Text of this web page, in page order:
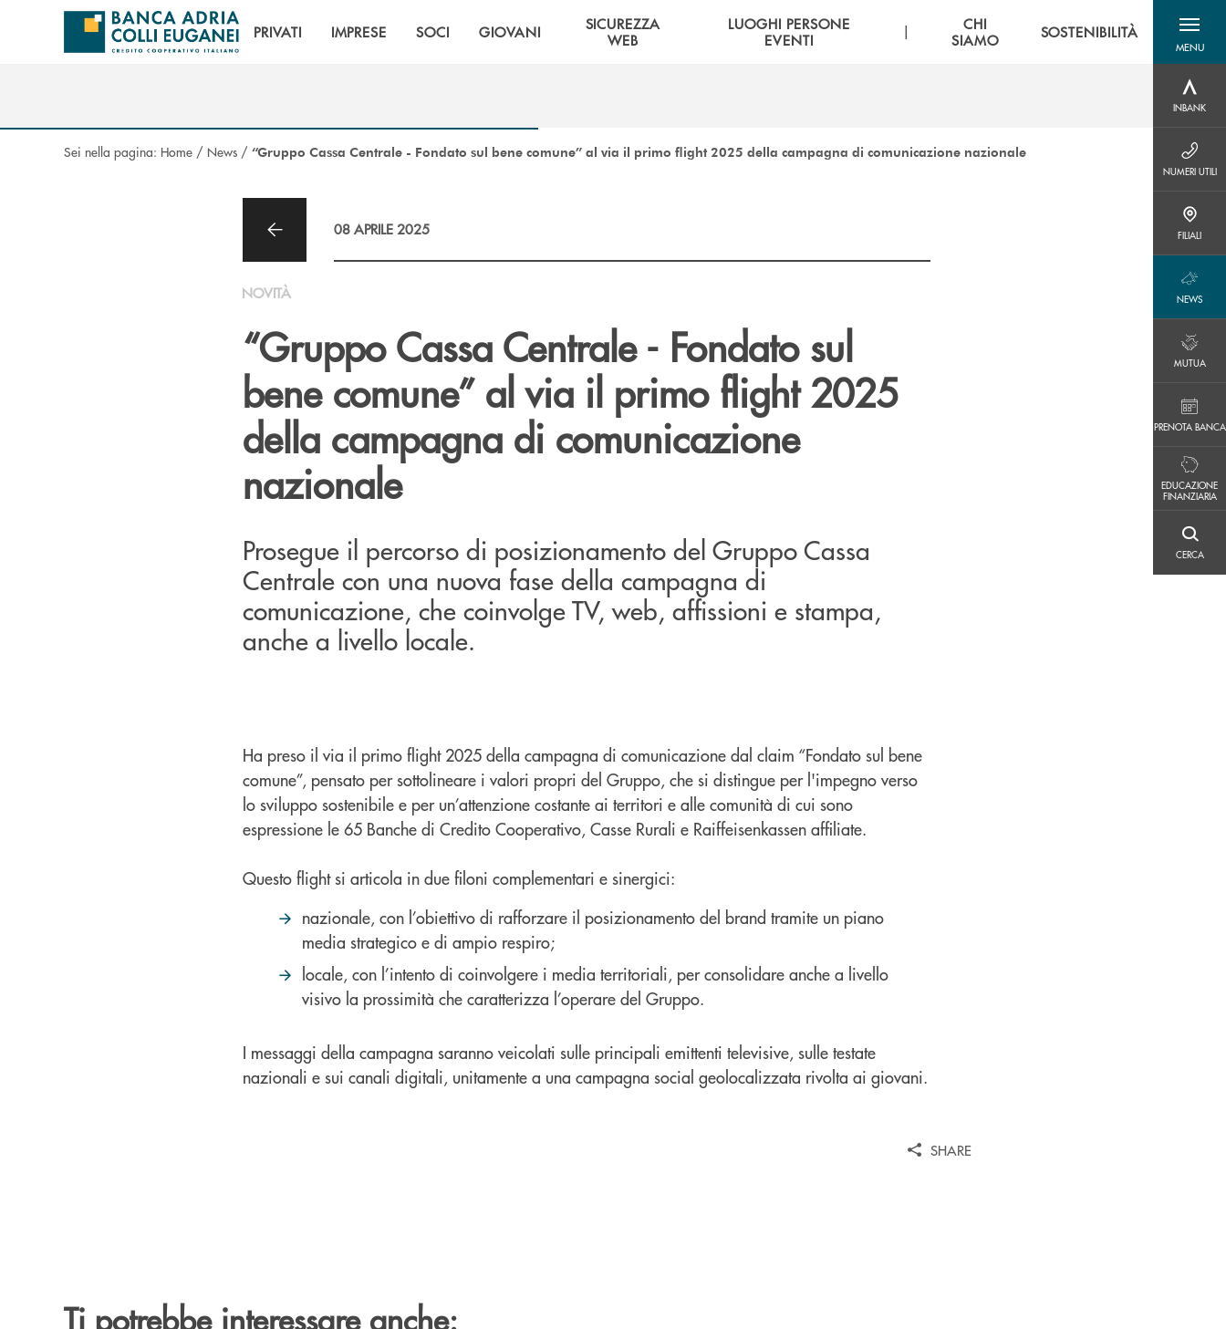
Salta al contenuto principale
PRIVATI IMPRESE SOCI GIOVANI
SICUREZZA
WEB
LUOGHI PERSONE
EVENTI
|
CHI
SIAMO
SOSTENIBILITÀ
MENU
menu
INBANK
NUMERI UTILI
FILIALI
NEWS
MUTUA
PRENOTA BANCA
EDUCAZIONE
FINANZIARIA
CERCA
Sei nella pagina: Home / News / “Gruppo Cassa Centrale - Fondato sul bene comune” al via il primo flight 2025 della campagna di comunicazione nazionale
08 APRILE 2025
NOVITÀ
“Gruppo Cassa Centrale - Fondato sul
bene comune” al via il primo flight 2025
della campagna di comunicazione
nazionale
Prosegue il percorso di posizionamento del Gruppo Cassa
Centrale con una nuova fase della campagna di
comunicazione, che coinvolge TV, web, affissioni e stampa,
anche a livello locale.
Ha preso il via il primo flight 2025 della campagna di comunicazione dal claim “Fondato sul bene
comune”, pensato per sottolineare i valori propri del Gruppo, che si distingue per l'impegno verso
lo sviluppo sostenibile e per un’attenzione costante ai territori e alle comunità di cui sono
espressione le 65 Banche di Credito Cooperativo, Casse Rurali e Raiffeisenkassen affiliate.
Questo flight si articola in due filoni complementari e sinergici:
nazionale, con l’obiettivo di rafforzare il posizionamento del brand tramite un piano
media strategico e di ampio respiro;
locale, con l’intento di coinvolgere i media territoriali, per consolidare anche a livello
visivo la prossimità che caratterizza l’operare del Gruppo.
I messaggi della campagna saranno veicolati sulle principali emittenti televisive, sulle testate
nazionali e sui canali digitali, unitamente a una campagna social geolocalizzata rivolta ai giovani.
SHARE
Ti potrebbe interessare anche: